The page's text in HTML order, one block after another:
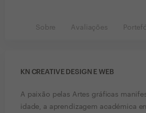
Sobre Avaliações
KN CREATIVE DESIGN E WEB
A paixão pelas Artes gráficas
idade, a aprendizagem académica